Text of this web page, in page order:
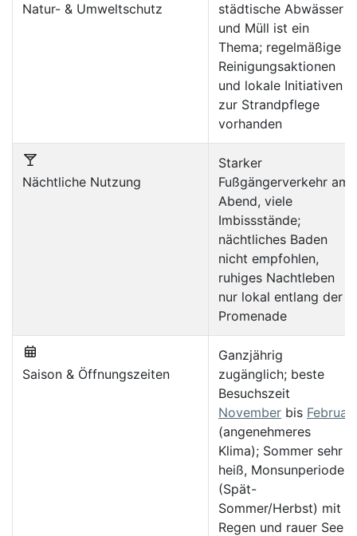
Natur- & Umweltschutz
städtische Abwässer
und Müll ist ein
Thema; regelmäßige
Reinigungsaktionen
und lokale Initiativen
zur Strandpflege
vorhanden
Nächtliche Nutzung
Starker
Fußgängerverkehr am
Abend, viele
Imbissstände;
nächtliches Baden
nicht empfohlen,
ruhiges Nachtleben
nur lokal entlang der
Promenade
Saison & Öffnungszeiten
Ganzjährig
zugänglich; beste
Besuchszeit
November bis Februar
(angenehmeres
Klima); Sommer sehr
heiß, Monsunperioden
(Spät-
Sommer/Herbst) mit
Regen und rauer See